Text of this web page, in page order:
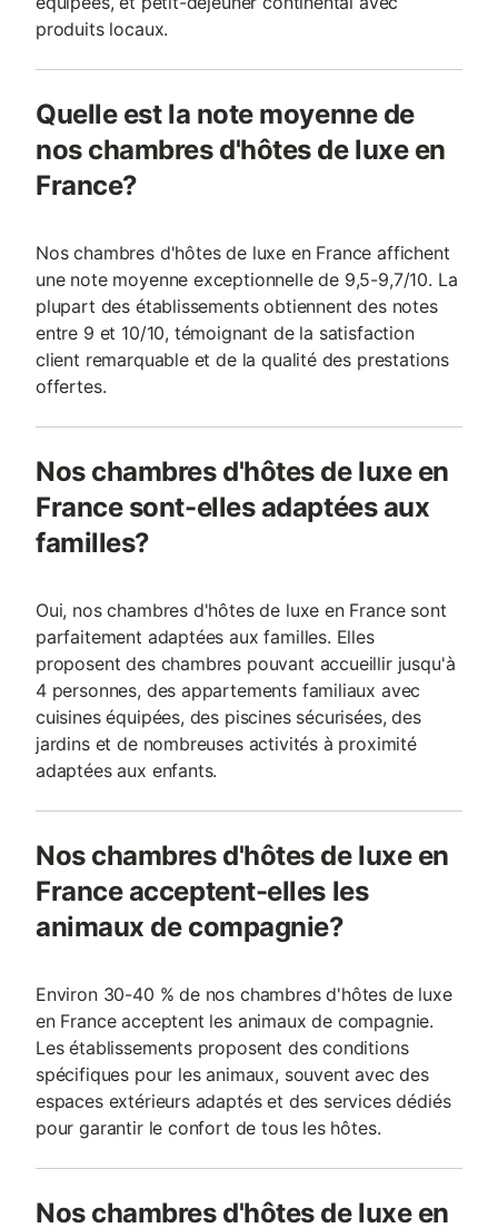
produits locaux.
Quelle est la note moyenne de
nos chambres d'hôtes de luxe en
France?
Nos chambres d'hôtes de luxe en France affichent
une note moyenne exceptionnelle de 9,5-9,7/10. La
plupart des établissements obtiennent des notes
entre 9 et 10/10, témoignant de la satisfaction
client remarquable et de la qualité des prestations
offertes.
Nos chambres d'hôtes de luxe en
France sont-elles adaptées aux
familles?
Oui, nos chambres d'hôtes de luxe en France sont
parfaitement adaptées aux familles. Elles
proposent des chambres pouvant accueillir jusqu'à
4 personnes, des appartements familiaux avec
cuisines équipées, des piscines sécurisées, des
jardins et de nombreuses activités à proximité
adaptées aux enfants.
Nos chambres d'hôtes de luxe en
France acceptent-elles les
animaux de compagnie?
Environ 30-40 % de nos chambres d'hôtes de luxe
en France acceptent les animaux de compagnie.
Les établissements proposent des conditions
spécifiques pour les animaux, souvent avec des
espaces extérieurs adaptés et des services dédiés
pour garantir le confort de tous les hôtes.
Nos chambres d'hôtes de luxe en